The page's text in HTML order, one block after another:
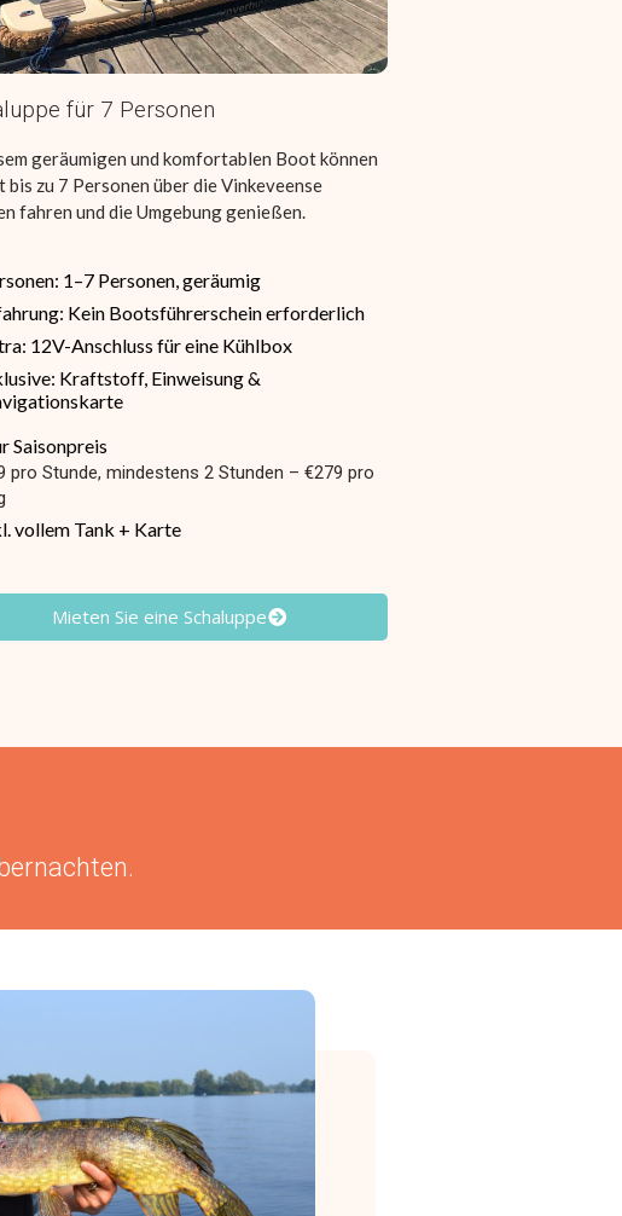
für 7 Personen
geräumigen und komfortablen Boot können
bis zu 7 Personen über die Vinkeveense
fahren und die Umgebung genießen.
1–7 Personen, geräumig
Kein Bootsführerschein erforderlich
12V-Anschluss für eine Kühlbox
Kraftstoff, Einweisung &
Saisonpreis
pro Stunde, mindestens 2 Stunden – €279 pro
vollem Tank + Karte
Mieten Sie eine Schaluppe